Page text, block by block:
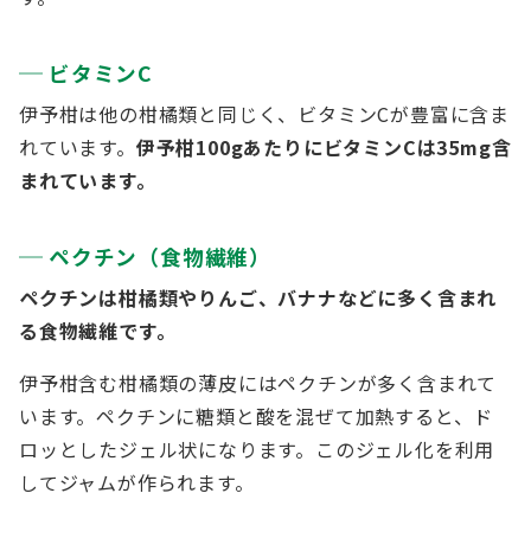
ビタミンC
伊予柑は他の柑橘類と同じく、ビタミンCが豊富に含ま
れています。 伊予柑100gあたりにビタミンCは35mg含
まれています。
ペクチン（食物繊維）
ペクチンは柑橘類やりんご、バナナなどに多く含まれ
る食物繊維です。
伊予柑含む柑橘類の薄皮にはペクチンが多く含まれて
います。ペクチンに糖類と酸を混ぜて加熱すると、ド
ロッとしたジェル状になります。このジェル化を利用
してジャムが作られます。